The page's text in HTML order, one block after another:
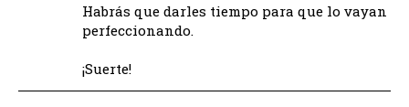
Habrás que darles tiempo para que lo vayan
perfeccionando.
¡Suerte!